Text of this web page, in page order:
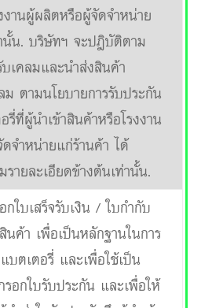
งานผู้ผลิตหรือผู้จัดจำหน่าย
นั้น. บริษัทฯ จะปฎิบัติตาม
เคลมและนำส่งสินค้า
ม ตามนโยบายการรับประกัน
ที่ผู้นำเข้าสินค้าหรือโรงงาน
จำหน่ายแก่ร้านค้า ได้
ายละเอียดข้างต้นเท่านั้น.
ใบเสร็จรับเงิน / ใบกำกับ
ค้า เพื่อเป็นหลักฐานในการ
บตเตอรี่ และเพื่อใช้เป็น
อกใบรับประกัน และเพื่อให้